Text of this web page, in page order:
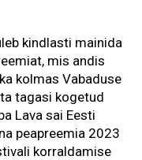
kindlasti mainida
mis andis
kolmas Vabaduse
tagasi kogetud
Lava sai Eesti
peapreemia 2023
korraldamise